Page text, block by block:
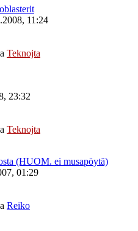
11:24
Teknojta
23:32
Teknojta
(HUOM. ei musapöytä)
01:29
Reiko